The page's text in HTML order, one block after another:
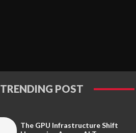
TRENDING POST
The GPU Infrastructure Shift